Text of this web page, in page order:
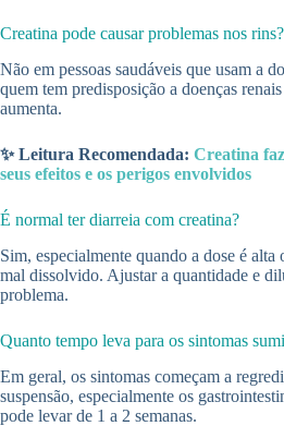
Creatina pode causar problemas nos rins?
Não em pessoas saudáveis que usam a
quem tem predisposição a doenças
aumenta.
✨ Leitura Recomendada: Creatina
seus efeitos e os perigos envolvidos
É normal ter diarreia com creatina?
Sim, especialmente quando a dose é
mal dissolvido. Ajustar a quantidade e
problema.
Quanto tempo leva para os sintomas
Em geral, os sintomas começam a
suspensão, especialmente os
pode levar de 1 a 2 semanas.